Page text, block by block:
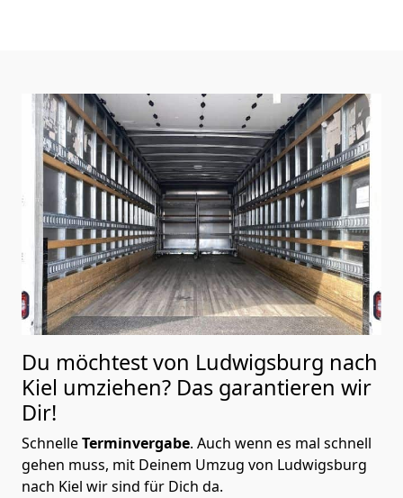
Du möchtest von Ludwigsburg nach
Kiel umziehen? Das garantieren wir
Dir!
SchnelleTerminvergabe. Auch wenn es mal schnell
gehen muss, mit Deinem Umzug von Ludwigsburg
nach Kiel wir sind für Dich da.